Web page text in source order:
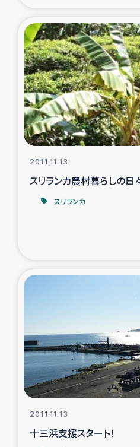
食
トルコ・シリア
デニヤヤ小規
コーヒー
アイナロ県マウベシ郡
ベイルート大規
2011.11.13
スリランカ農村暮らしの日
スリランカ
2011.11.13
十三浜支援スタート！